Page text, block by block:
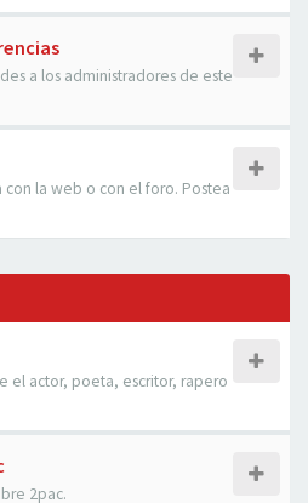
a los administradores de este
con la web o con el foro. Postea
el actor, poeta, escritor, rapero
2pac.